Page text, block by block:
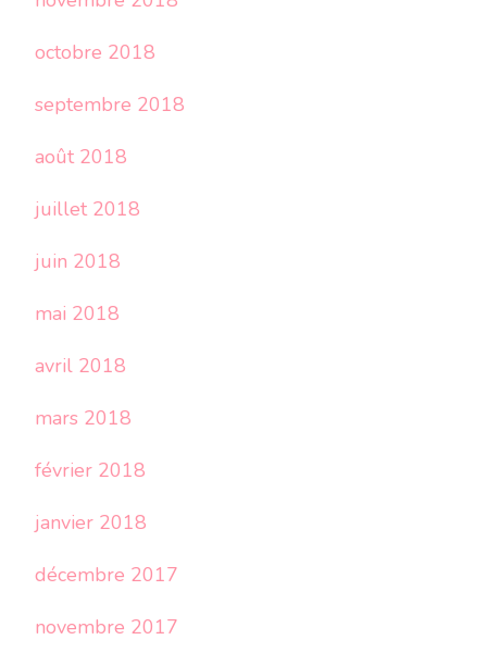
octobre 2018
septembre 2018
août 2018
juillet 2018
juin 2018
mai 2018
avril 2018
mars 2018
février 2018
janvier 2018
décembre 2017
novembre 2017